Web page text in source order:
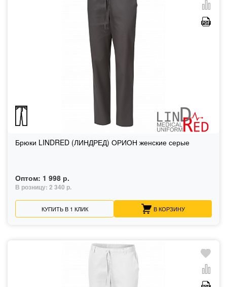
Брюки LINDRED (ЛИНДРЕД) ОРИОН женские серые
Оптом: 1 998 р.
В розницу: 2 340 р.
КУПИТЬ В 1 КЛИК В КОРЗИНУ